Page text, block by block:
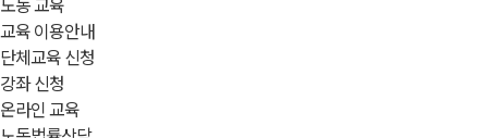
교육 이용안내
단체교육 신청
강좌 신청
온라인 교육